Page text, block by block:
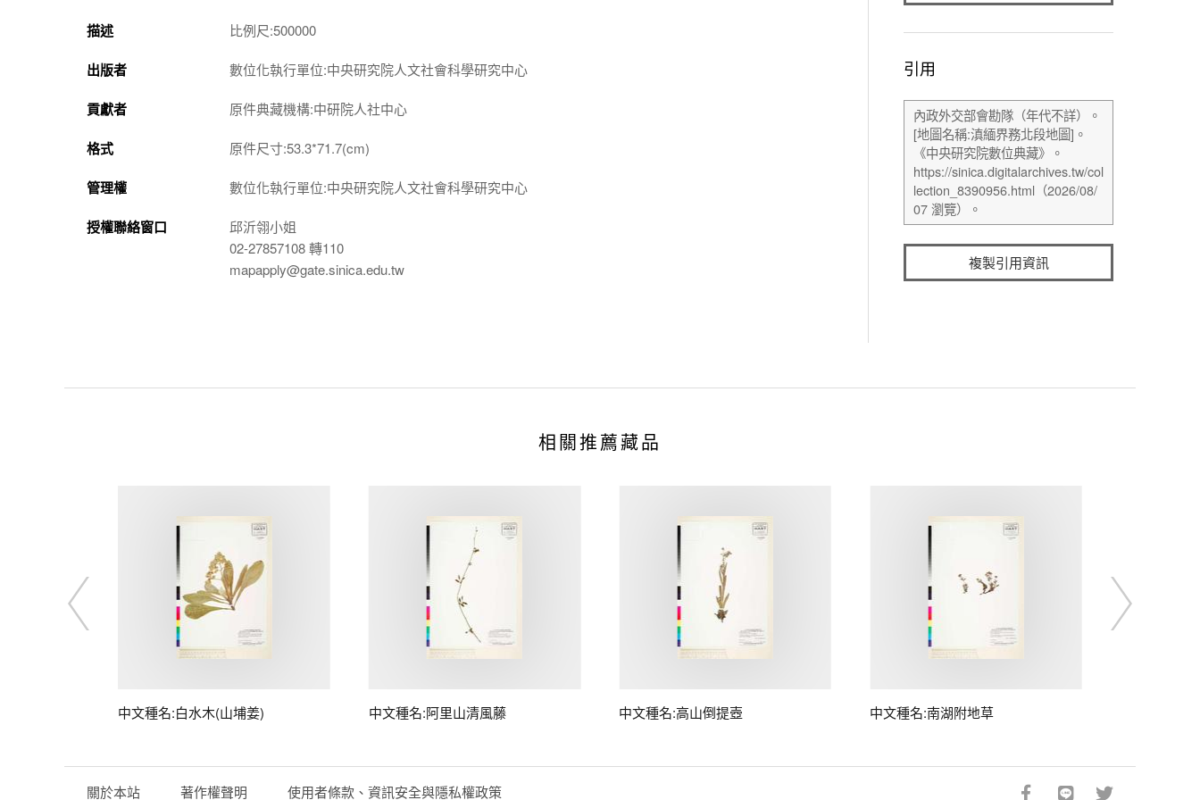
描述
比例尺:500000
出版者 數位化執行單位:中央研究院人文社會科學研究中心
貢獻者 原件典藏機構:中研院人社中心
格式 原件尺寸:53.3*71.7(cm)
管理權 數位化執行單位:中央研究院人文社會科學研究中心
授權聯絡窗口
邱沂翎小姐
02-27857108 轉110
mapapply@gate.sinica.edu.tw
引用
複製引用資訊
相關推薦藏品
中文種名:白水木(山埔姜) 中文種名:阿里山清風藤 中文種名:高山倒提壺 中文種名:南湖附地草
關於本站 著作權聲明 使用者條款、資訊安全與隱私權政策